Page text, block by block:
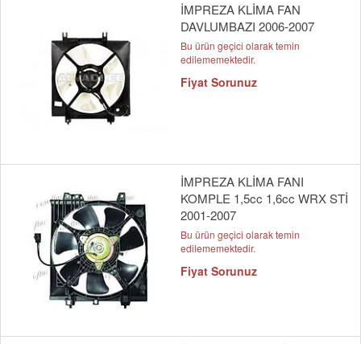
İMPREZA KLİMA FAN
DAVLUMBAZI 2006-2007
Bu ürün geçici olarak temin
edilememektedir.
Fiyat Sorunuz
İMPREZA KLİMA FANI
KOMPLE 1,5cc 1,6cc WRX STİ
2001-2007
Bu ürün geçici olarak temin
edilememektedir.
Fiyat Sorunuz